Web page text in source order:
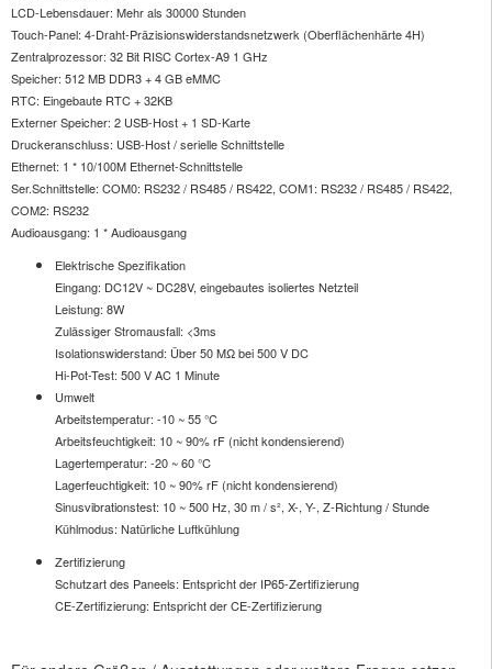
LCD-Lebensdauer: Mehr als 30000 Stunden
Touch-Panel: 4-Draht-Präzisionswiderstandsnetzwerk (Oberflächenhärte 4H)
Zentralprozessor: 32 Bit RISC Cortex-A9 1 GHz
Speicher: 512 MB DDR3 + 4 GB eMMC
RTC: Eingebaute RTC + 32KB
Externer Speicher: 2 USB-Host + 1 SD-Karte
Druckeranschluss: USB-Host / serielle Schnittstelle
Ethernet: 1 * 10/100M Ethernet-Schnittstelle
Ser.Schnittstelle: COM0: RS232 / RS485 / RS422, COM1: RS232 / RS485 / RS422,
COM2: RS232
Audioausgang: 1 * Audioausgang
Elektrische Spezifikation
Eingang: DC12V ~ DC28V, eingebautes isoliertes Netzteil
Leistung: 8W
Zulässiger Stromausfall: <3ms
Isolationswiderstand: Über 50 MΩ bei 500 V DC
Hi-Pot-Test: 500 V AC 1 Minute
Umwelt
Arbeitstemperatur: -10 ~ 55 ℃
Arbeitsfeuchtigkeit: 10 ~ 90% rF (nicht kondensierend)
Lagertemperatur: -20 ~ 60 ℃
Lagerfeuchtigkeit: 10 ~ 90% rF (nicht kondensierend)
Sinusvibrationstest: 10 ~ 500 Hz, 30 m / s², X-, Y-, Z-Richtung / Stunde
Kühlmodus: Natürliche Luftkühlung
Zertifizierung
Schutzart des Paneels: Entspricht der IP65-Zertifizierung
CE-Zertifizierung: Entspricht der CE-Zertifizierung